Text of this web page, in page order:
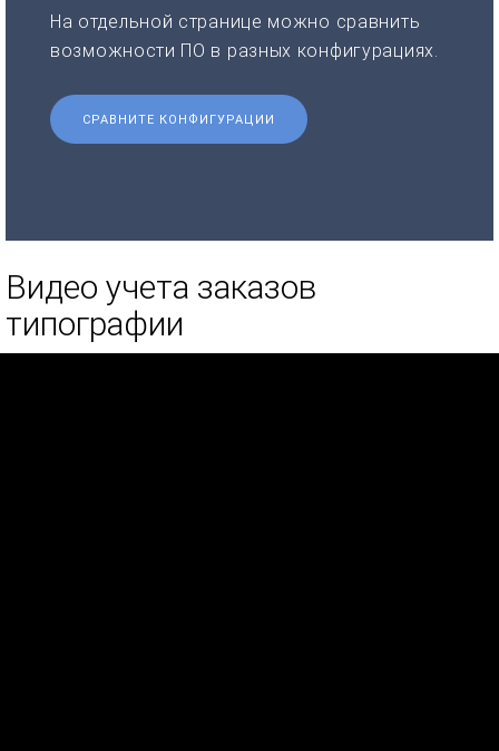
На отдельной странице можно сравнить
возможности ПО в разных конфигурациях.
СРАВНИТЕ КОНФИГУРАЦИИ
Видео учета заказов
типографии